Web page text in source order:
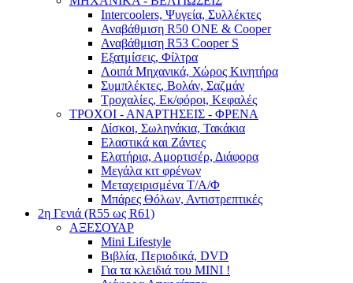
Intercoolers, Ψυγεία, Συλλέκτες
Αναβάθμιση R50 ONE & Cooper
Αναβάθμιση R53 Cooper S
Εξατμίσεις, Φίλτρα
Λοιπά Μηχανικά, Χώρος Κινητήρα
Συμπλέκτες, Βολάν, Σαζμάν
Τροχαλίες, Εκ/φόροι, Κεφαλές
ΤΡΟΧΟΙ - ΑΝΑΡΤΗΣΕΙΣ - ΦΡΕΝΑ
Δίσκοι, Σωληνάκια, Τακάκια
Ελαστικά και Ζάντες
Ελατήρια, Αμορτισέρ, Διάφορα
Μεγάλα κιτ φρένων
Μεταχειρισμένα Τ/Α/Φ
Μπάρες Θόλων, Αντιστρεπτικές
2η Γενιά (R55 ως R61)
ΑΞΕΣΟΥΑΡ
Mini Lifestyle
Βιβλία, Περιοδικά, DVD
Για τα κλειδιά του MINI !